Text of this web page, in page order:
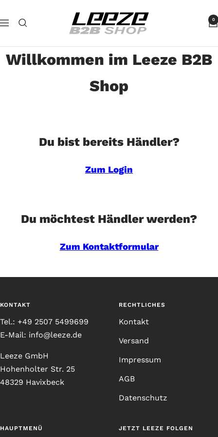
zum
Navigation
Leeze
B2B
0
Willkommen im Leeze B2B
Shop
Du bist bereits Händler?
Zum Login
Du möchtest Händler werden?
Zum Kontaktformular
KONTAKT
Tel.: +49 2507 5499699
E-Mail: info@leeze.de
Leeze GmbH
Hohenholter Str. 25
48329 Havixbeck
RECHTLICHES
Kontakt
Versand
Impressum
AGB
Datenschutz
HAUPTMENÜ JETZT LEEZE FOLGEN